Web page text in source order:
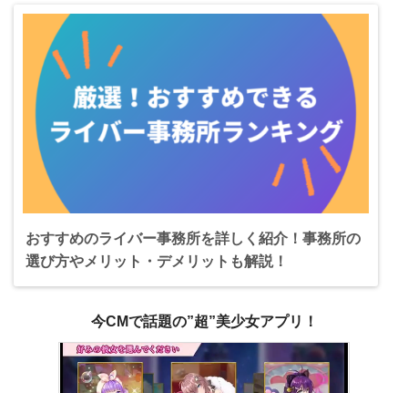
おすすめのライバー事務所を詳しく紹介！事務所の
選び方やメリット・デメリットも解説！
今CMで話題の”超”美少女アプリ！